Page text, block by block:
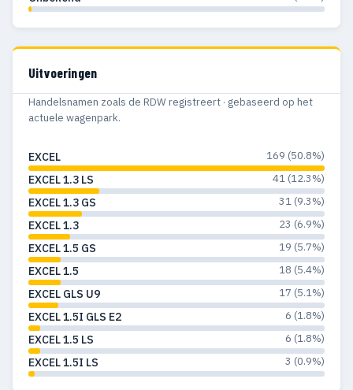
Uitvoeringen
Handelsnamen zoals de RDW registreert · gebaseerd op het
actuele wagenpark.
EXCEL 169 (50.8%)
EXCEL 1.3 LS 41 (12.3%)
EXCEL 1.3 GS 31 (9.3%)
EXCEL 1.3 23 (6.9%)
EXCEL 1.5 GS 19 (5.7%)
EXCEL 1.5 18 (5.4%)
EXCEL GLS U9 17 (5.1%)
EXCEL 1.5I GLS E2 6 (1.8%)
EXCEL 1.5 LS 6 (1.8%)
EXCEL 1.5I LS 3 (0.9%)